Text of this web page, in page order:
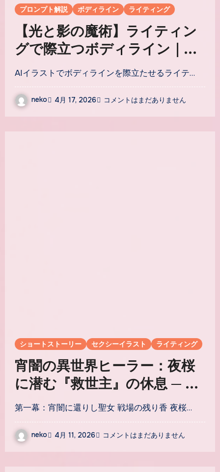
プロンプト解説 ボディライン ライティング
【光と影の魔術】ライティン
グで際立つボディライン｜AI
イラスト照明テクニック5選
AIイラストでボディラインを際立たせるライテ…
neko 4月 17, 2026 コメントはまだありません
ショートストーリー セクシーイラスト ライティング
宵闇の異世界ヒーラー：夜桜
に潜む『救世主』の休息 ─ 無
防備な聖女の癒やしの瞬間を
描くプロンプト術
第一幕：宵闇に還りし聖女 戦場の残り香 夜桜…
neko 4月 11, 2026 コメントはまだありません